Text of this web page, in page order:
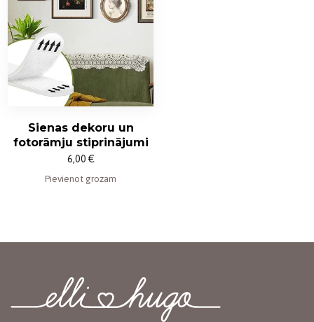
Sienas dekoru un
fotorāmju stiprinājumi
6,00 €
Pievienot grozam